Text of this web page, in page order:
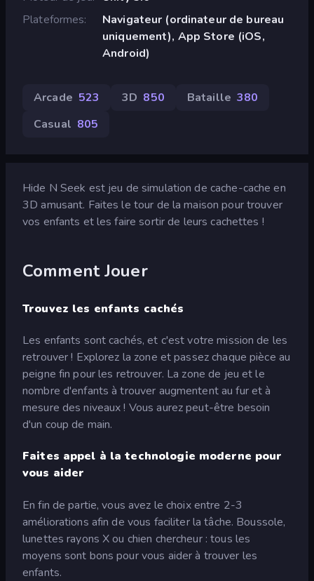
Plateformes
Navigateur (ordinateur de bureau
uniquement), App Store (iOS,
Android)
Arcade 523 3D 850 Bataille 380
Casual 805
Hide N Seek est jeu de simulation de cache-cache en
3D amusant. Faites le tour de la maison pour trouver
vos enfants et les faire sortir de leurs cachettes !
Comment Jouer
Trouvez les enfants cachés
Les enfants sont cachés, et c'est votre mission de les
retrouver ! Explorez la zone et passez chaque pièce au
peigne fin pour les retrouver. La zone de jeu et le
nombre d'enfants à trouver augmentent au fur et à
mesure des niveaux ! Vous aurez peut-être besoin
d'un coup de main.
Faites appel à la technologie moderne pour
vous aider
En fin de partie, vous avez le choix entre 2-3
améliorations afin de vous faciliter la tâche. Boussole,
lunettes rayons X ou chien chercheur : tous les
moyens sont bons pour vous aider à trouver les
enfants.